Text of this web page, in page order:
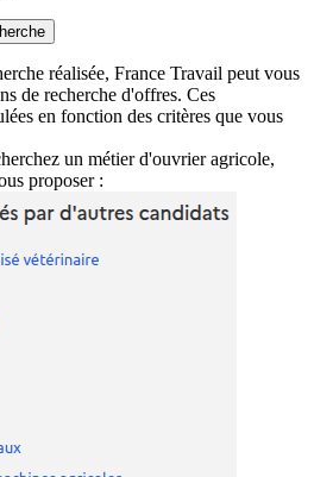
réalisée, France Travail peut vous
de recherche d'offres. Ces
en fonction des critères que vous
un métier d'ouvrier agricole,
proposer :